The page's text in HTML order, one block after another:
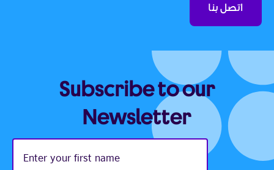
اتصل بنا
Subscribe to our
Newsletter
Enter
your